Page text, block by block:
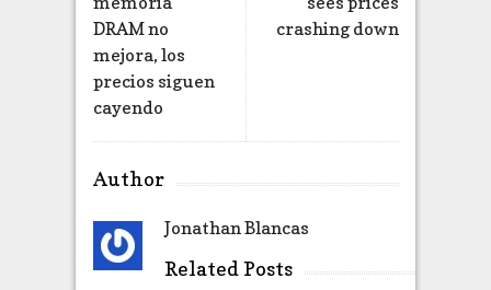
crashing down
DRAM no
mejora, los
precios siguen
cayendo
Author
Jonathan Blancas
Related Posts